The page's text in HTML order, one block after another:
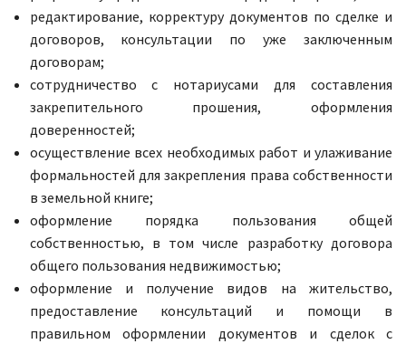
редактирование, корректуру документов по сделке и
договоров, консультации по уже заключенным
договорам;
сотрудничество с нотариусами для составления
закрепительного прошения, оформления
доверенностей;
осуществление всех необходимых работ и улаживание
формальностей для закрепления права собственности
в земельной книге;
оформление порядка пользования общей
собственностью, в том числе разработку договора
общего пользования недвижимостью;
оформление и получение видов на жительство,
предоставление консультаций и помощи в
правильном оформлении документов и сделок с